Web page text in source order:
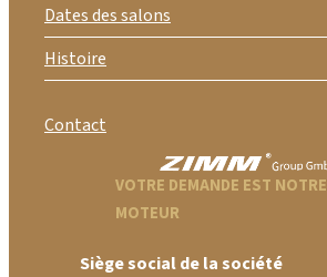
Dates des salons
Histoire
Contact
VOTRE DEMANDE EST NOTRE
MOTEUR
Siège social de la société